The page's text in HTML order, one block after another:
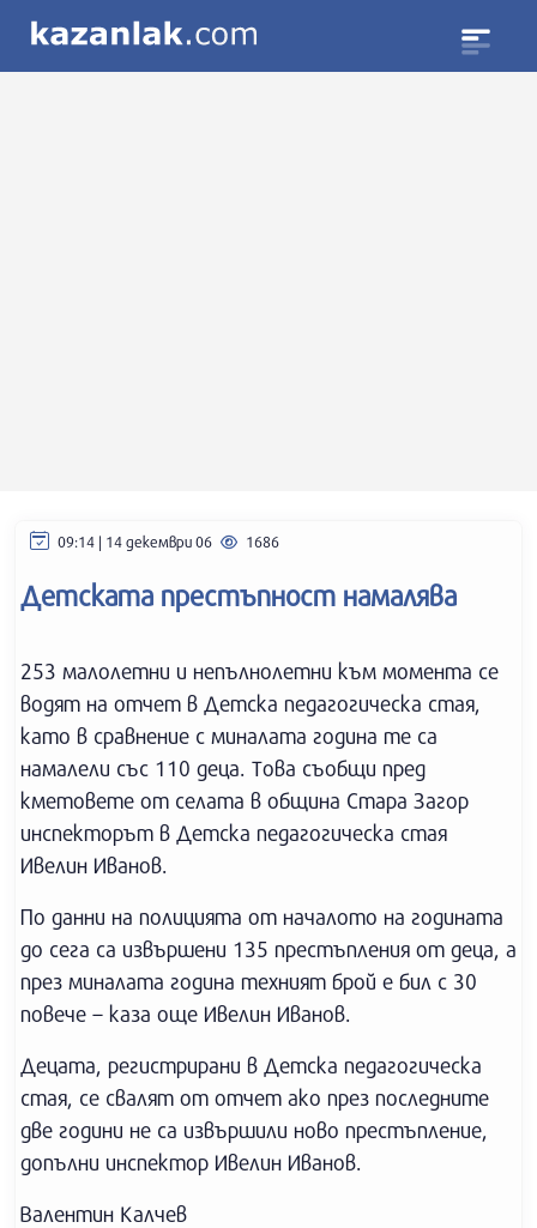
09:14 | 14 декември 06 1686
Детската престъпност намалява
253 малолетни и непълнолетни към момента се
водят на отчет в Детска педагогическа стая,
като в сравнение с миналата година те са
намалели със 110 деца. Това съобщи пред
кметовете от селата в община Стара Загор
инспекторът в Детска педагогическа стая
Ивелин Иванов.
По данни на полицията от началото на годината
до сега са извършени 135 престъпления от деца, а
през миналата година техният брой е бил с 30
повече – каза още Ивелин Иванов.
Децата, регистрирани в Детска педагогическа
стая, се свалят от отчет ако през последните
две години не са извършили ново престъпление,
допълни инспектор Ивелин Иванов.
Валентин Калчев